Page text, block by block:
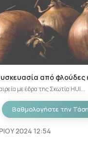
από φλούδες
με έδρα της Σκωτία HUI...
Βαθμολογήστε την Τάση
2024 12:54